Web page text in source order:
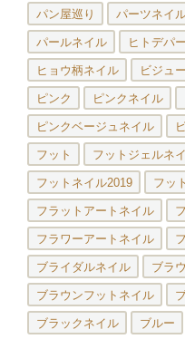
パン屋巡り パーツネイ
パールネイル ヒトデパ
ヒョウ柄ネイル ビジュ
ピンク ピンクネイル
ピンクベージュネイル
フット フットジェルネ
フットネイル2019 フッ
フラットアートネイル
フラワーアートネイル
ブライダルネイル ブラ
ブラウンフットネイル
ブラックネイル ブルー